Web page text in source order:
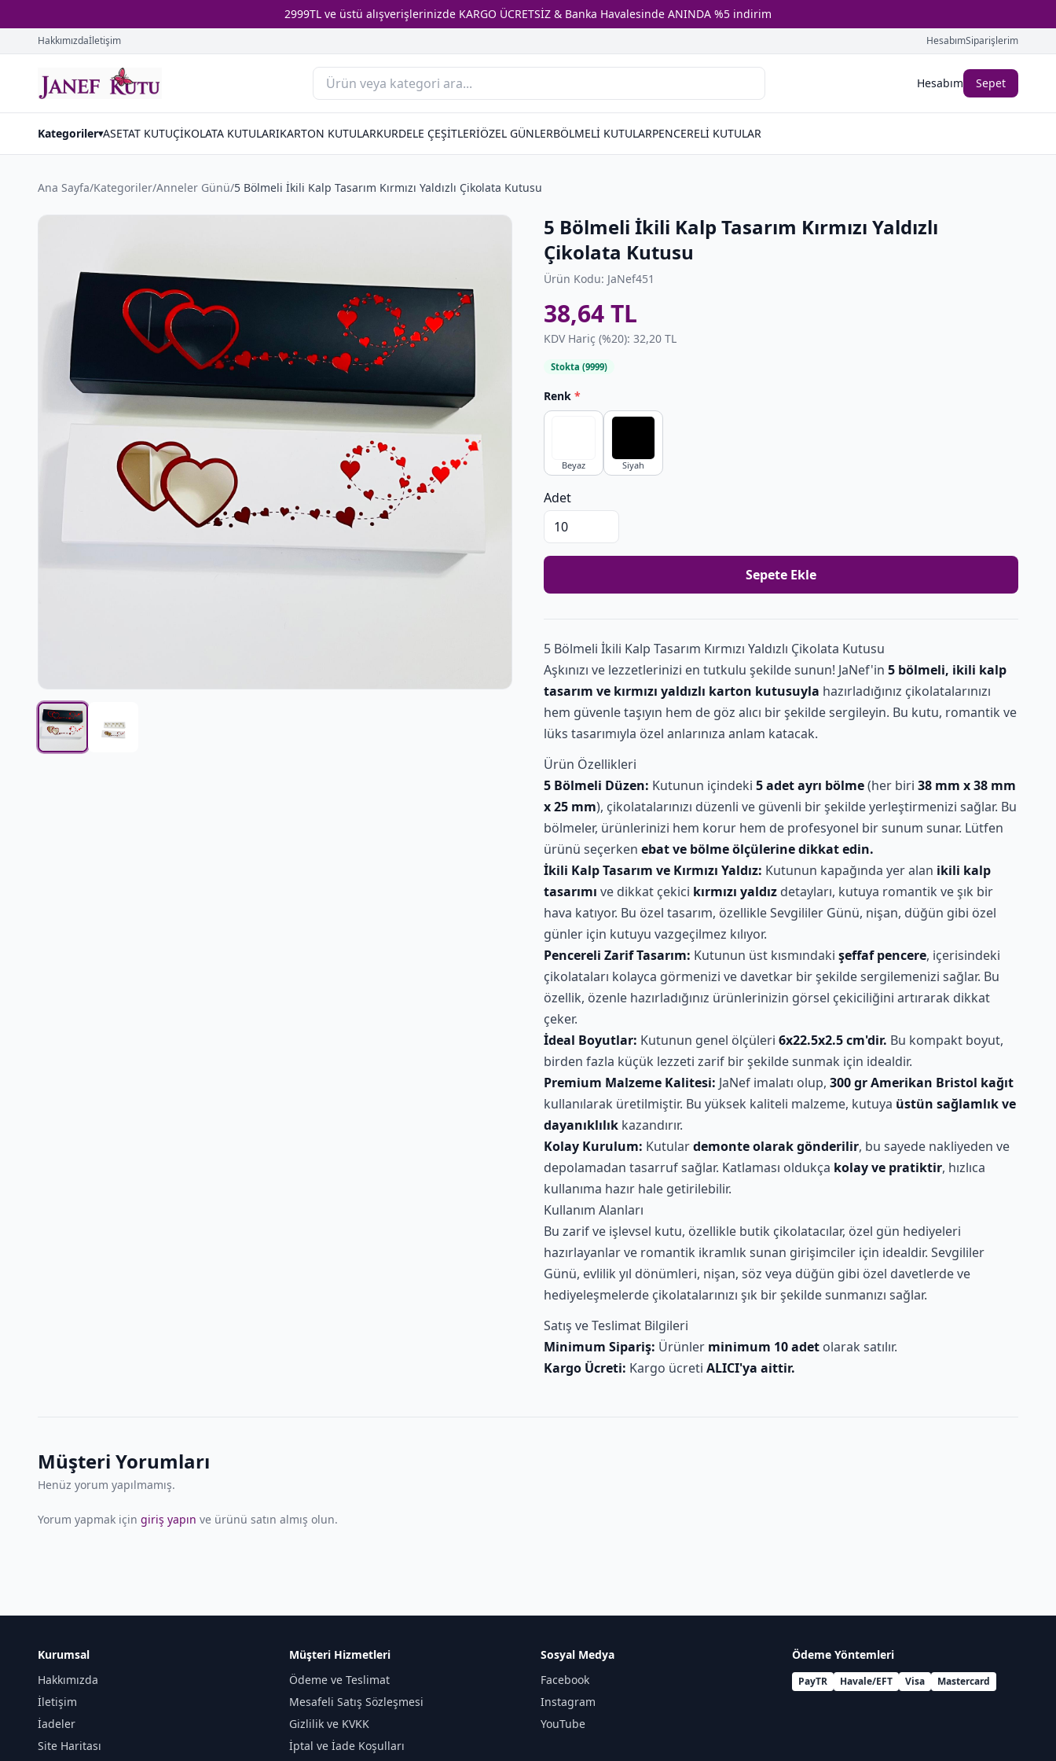
2999TL ve üstü alışverişlerinizde KARGO ÜCRETSİZ & Banka Havalesinde ANINDA %5 indirim
Hakkımızdaİletişim HesabımSiparişlerim
Hesabım Sepet
Kategoriler▾ASETAT KUTUÇİKOLATA KUTULARIKARTON KUTULARKURDELE ÇEŞİTLERİÖZEL GÜNLERBÖLMELİ KUTULARPENCERELİ KUTULAR
Ana Sayfa/Kategoriler/Anneler Günü/5 Bölmeli İkili Kalp Tasarım Kırmızı Yaldızlı Çikolata Kutusu
5 Bölmeli İkili Kalp Tasarım Kırmızı Yaldızlı
Çikolata Kutusu
Ürün Kodu: JaNef451
38,64 TL
KDV Hariç (%20): 32,20 TL
Stokta (9999)
Renk *
Beyaz Siyah
Adet
Sepete Ekle
5 Bölmeli İkili Kalp Tasarım Kırmızı Yaldızlı Çikolata Kutusu
Aşkınızı ve lezzetlerinizi en tutkulu şekilde sunun! JaNef'in 5 bölmeli, ikili kalp
tasarım ve kırmızı yaldızlı karton kutusuyla hazırladığınız çikolatalarınızı
hem güvenle taşıyın hem de göz alıcı bir şekilde sergileyin. Bu kutu, romantik ve
lüks tasarımıyla özel anlarınıza anlam katacak.
Ürün Özellikleri
5 Bölmeli Düzen: Kutunun içindeki 5 adet ayrı bölme(her biri 38 mm x 38 mm
x 25 mm), çikolatalarınızı düzenli ve güvenli bir şekilde yerleştirmenizi sağlar. Bu
bölmeler, ürünlerinizi hem korur hem de profesyonel bir sunum sunar. Lütfen
ürünü seçerken ebat ve bölme ölçülerine dikkat edin.
İkili Kalp Tasarım ve Kırmızı Yaldız: Kutunun kapağında yer alan ikili kalp
tasarımı ve dikkat çekici kırmızı yaldız detayları, kutuya romantik ve şık bir
hava katıyor. Bu özel tasarım, özellikle Sevgililer Günü, nişan, düğün gibi özel
günler için kutuyu vazgeçilmez kılıyor.
Pencereli Zarif Tasarım: Kutunun üst kısmındaki şeffaf pencere, içerisindeki
çikolataları kolayca görmenizi ve davetkar bir şekilde sergilemenizi sağlar. Bu
özellik, özenle hazırladığınız ürünlerinizin görsel çekiciliğini artırarak dikkat
çeker.
İdeal Boyutlar: Kutunun genel ölçüleri 6x22.5x2.5 cm'dir. Bu kompakt boyut,
birden fazla küçük lezzeti zarif bir şekilde sunmak için idealdir.
Premium Malzeme Kalitesi: JaNef imalatı olup, 300 gr Amerikan Bristol kağıt
kullanılarak üretilmiştir. Bu yüksek kaliteli malzeme, kutuya üstün sağlamlık ve
dayanıklılık kazandırır.
Kolay Kurulum: Kutulardemonte olarak gönderilir, bu sayede nakliyeden ve
depolamadan tasarruf sağlar. Katlaması oldukça kolay ve pratiktir, hızlıca
kullanıma hazır hale getirilebilir.
Kullanım Alanları
Bu zarif ve işlevsel kutu, özellikle butik çikolatacılar, özel gün hediyeleri
hazırlayanlar ve romantik ikramlık sunan girişimciler için idealdir. Sevgililer
Günü, evlilik yıl dönümleri, nişan, söz veya düğün gibi özel davetlerde ve
hediyeleşmelerde çikolatalarınızı şık bir şekilde sunmanızı sağlar.
Satış ve Teslimat Bilgileri
Minimum Sipariş: Ürünler minimum 10 adet olarak satılır.
Kargo Ücreti: Kargo ücreti ALICI'ya aittir.
Müşteri Yorumları
Henüz yorum yapılmamış.
Yorum yapmak için giriş yapın ve ürünü satın almış olun.
Kurumsal
Hakkımızda
İletişim
İadeler
Site Haritası
Müşteri Hizmetleri
Ödeme ve Teslimat
Mesafeli Satış Sözleşmesi
Gizlilik ve KVKK
İptal ve İade Koşulları
Sosyal Medya
Facebook
Instagram
YouTube
Ödeme Yöntemleri
PayTR Havale/EFT Visa Mastercard